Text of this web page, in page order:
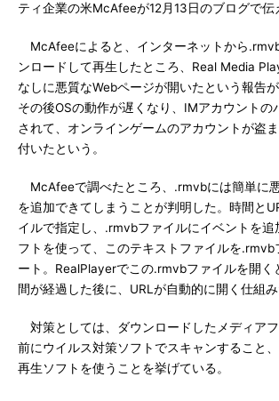
ティ企業の米McAfeeが12月13日のブログで伝
McAfeeによると、インターネットから
ンロードして再生したところ、Real Media
なしに悪質なWebページが開いたという報告が
その後OSの動作が遅くなり、IMアカウントの
されて、オンラインゲームのアカウントが盗
付いたという。
McAfeeで調べたところ、.rmvbには簡単に
を追加できてしまうことが判明した。時間と
イルで指定し、.rmvbファイルにイベントを追
フトを使って、このテキストファイルを.rmvb
ート。RealPlayerでこの.rmvbファイルを開く
間が経過した後に、URLが自動的に開く仕組み
対策としては、ダウンロードしたメディア
前にウイルス対策ソフトでスキャンすること
再生ソフトを使うことを挙げている。